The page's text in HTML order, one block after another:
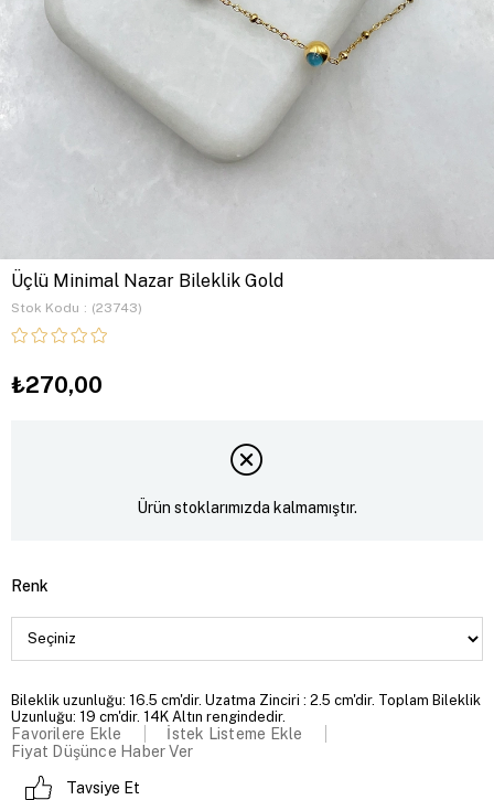
Üçlü Minimal Nazar Bileklik Gold
Stok Kodu (23743)
₺270,00
Ürün stoklarımızda kalmamıştır.
Renk
Bileklik uzunluğu: 16.5 cm'dir. Uzatma Zinciri : 2.5 cm'dir. Toplam Bileklik
Uzunluğu: 19 cm'dir. 14K Altın rengindedir.
Favorilere Ekle
İstek Listeme Ekle
Fiyat Düşünce Haber Ver
Tavsiye Et